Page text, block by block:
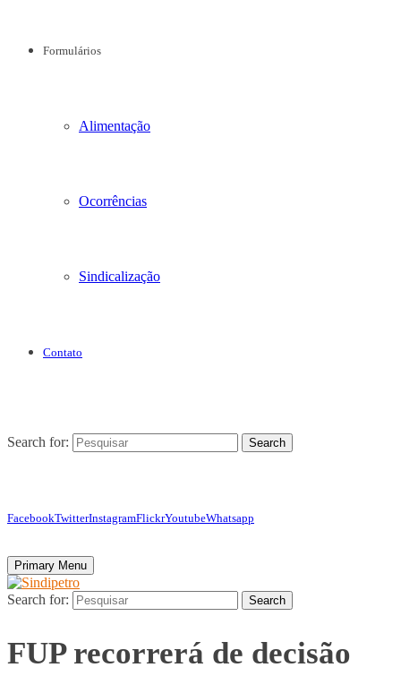
Formulários
Alimentação
Ocorrências
Sindicalização
Contato
Search for: Search
FacebookTwitterInstagramFlickrYoutubeWhatsapp
Primary Menu
Search for: Search
FUP recorrerá de decisão